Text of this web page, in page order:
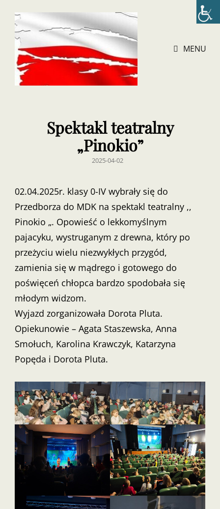
MENU
Spektakl teatralny
„Pinokio”
POSTED
2025-04-02
02.04.2025r. klasy 0-IV wybrały się do
Przedborza do MDK na spektakl teatralny ,,
Pinokio „. Opowieść o lekkomyślnym
pajacyku, wystruganym z drewna, który po
przeżyciu wielu niezwykłych przygód,
zamienia się w mądrego i gotowego do
poświęceń chłopca bardzo spodobała się
młodym widzom.
Wyjazd zorganizowała Dorota Pluta.
Opiekunowie – Agata Staszewska, Anna
Smołuch, Karolina Krawczyk, Katarzyna
Popęda i Dorota Pluta.